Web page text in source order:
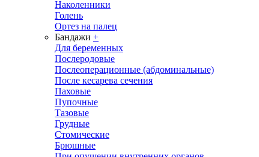
Наколенники
Голень
Ортез на палец
Бандажи +
Для беременных
Послеродовые
Послеоперационные (абдоминальные)
После кесарева сечения
Паховые
Пупочные
Тазовые
Грудные
Стомические
Брюшные